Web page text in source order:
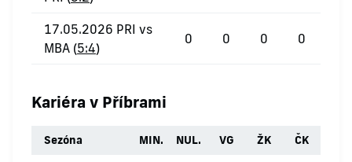
17.05.2026 PRI vs
MBA (5:4)
0 0 0 0
Kariéra v Příbrami
Sezóna MIN. NUL. VG ŽK ČK